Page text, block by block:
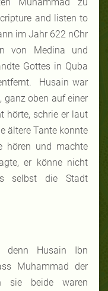
and listen to
im Jahr 622 nChr
von Medina und
Gottes in Quba
Husain war
ganz oben auf einer
hörte, schrie er laut
ältere Tante konnte
hören und machte
er könne nicht
selbst die Stadt
denn Husain Ibn
Muhammad der
sie beide waren